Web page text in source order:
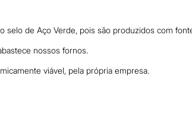
de Aço Verde, pois são produzidos com
nossos fornos.
viável, pela própria empresa.